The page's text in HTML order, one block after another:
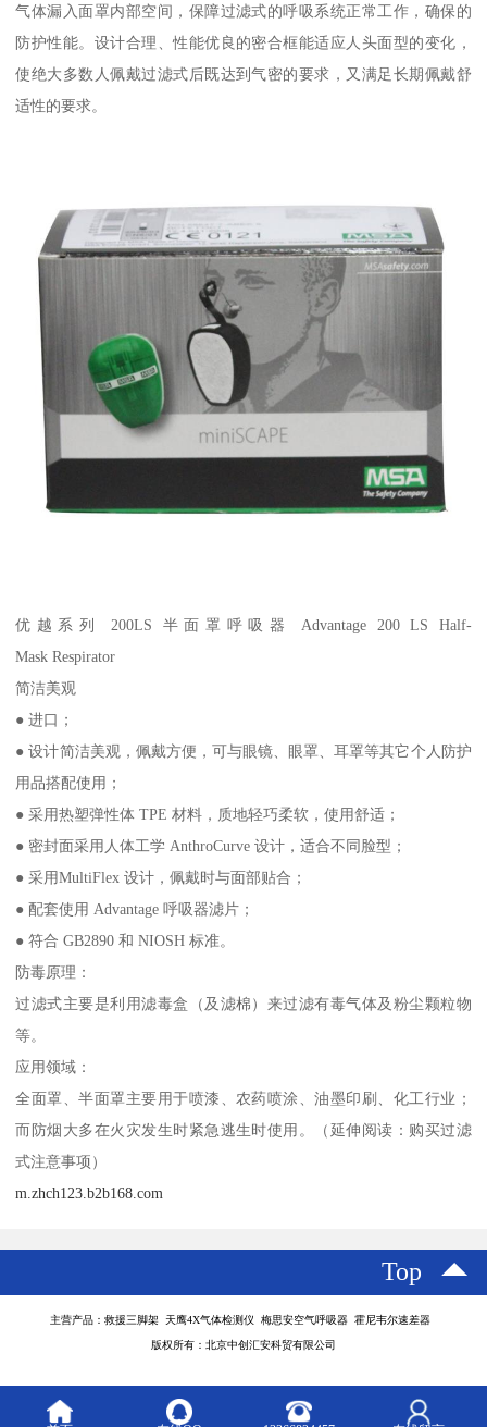
气体漏入面罩内部空间，保障过滤式的呼吸系统正常工作，确保的
防护性能。设计合理、性能优良的密合框能适应人头面型的变化，
使绝大多数人佩戴过滤式后既达到气密的要求，又满足长期佩戴舒
适性的要求。
优越系列 200LS 半面罩呼吸器 Advantage 200 LS Half-
Mask Respirator
简洁美观
● 进口；
● 设计简洁美观，佩戴方便，可与眼镜、眼罩、耳罩等其它个人防护
用品搭配使用；
● 采用热塑弹性体 TPE 材料，质地轻巧柔软，使用舒适；
● 密封面采用人体工学 AnthroCurve 设计，适合不同脸型；
● 采用MultiFlex 设计，佩戴时与面部贴合；
● 配套使用 Advantage 呼吸器滤片；
● 符合 GB2890 和 NIOSH 标准。
防毒原理：
过滤式主要是利用滤毒盒（及滤棉）来过滤有毒气体及粉尘颗粒物
等。
应用领域：
全面罩、半面罩主要用于喷漆、农药喷涂、油墨印刷、化工行业；
而防烟大多在火灾发生时紧急逃生时使用。（延伸阅读：购买过滤
式注意事项）
m.zhch123.b2b168.com
Top
主营产品：救援三脚架 天鹰4X气体检测仪 梅思安空气呼吸器 霍尼韦尔速差器
版权所有：北京中创汇安科贸有限公司